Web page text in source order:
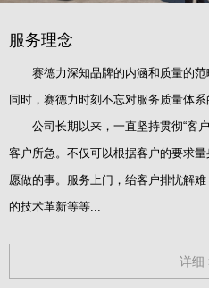
服务理念
赛德力深知品牌的内涵和质量的范
同时，赛德力时刻不忘对服务质量体系
公司长期以来，一直坚持贯彻“客户
客户所急。不仅可以根据客户的要求
愿做的事。服务上门，绐客户排忧解
的技术革新等等...
详细